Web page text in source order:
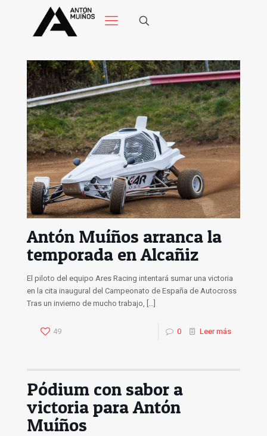
Antón Muíños arranca la
temporada en Alcañiz
El piloto del equipo Ares Racing intentará sumar una victoria
en la cita inaugural del Campeonato de España de Autocross
Tras un invierno de mucho trabajo, […]
49 0 Leer más
Pódium con sabor a
victoria para Antón
Muíños